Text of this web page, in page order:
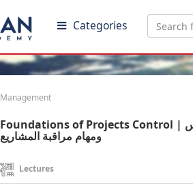
Categories
Management
Foundations of Projects Control | أسس
ومهام مراقبة المشاريع
Lectures